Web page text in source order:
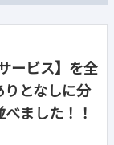
ービス】を全
となしに分
ました！！